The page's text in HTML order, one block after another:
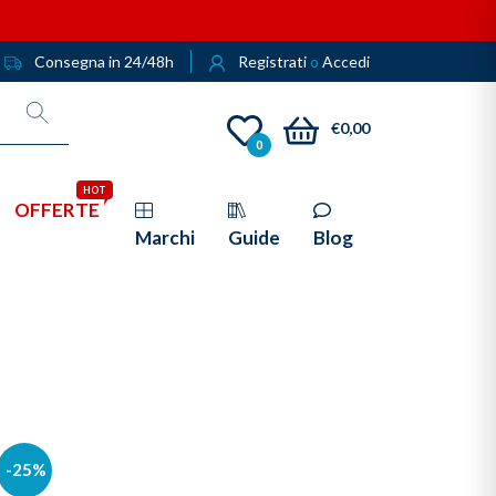
Consegna in 24/48h Registrati o Accedi
0
€0,00
OFFERTE
HOT
Marchi Guide Blog
-25%